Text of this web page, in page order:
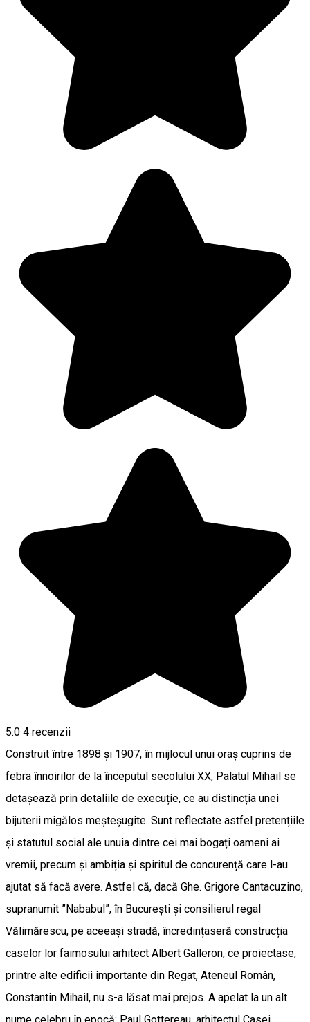
5.0 4 recenzii
Construit între 1898 și 1907, în mijlocul unui oraș cuprins de
febra înnoirilor de la începutul secolului XX, Palatul Mihail se
detașează prin detaliile de execuție, ce au distincția unei
bijuterii migălos meșteșugite. Sunt reflectate astfel pretențiile
și statutul social ale unuia dintre cei mai bogați oameni ai
vremii, precum și ambiția și spiritul de concurență care l-au
ajutat să facă avere. Astfel că, dacă Ghe. Grigore Cantacuzino,
supranumit ”Nababul”, în București și consilierul regal
Vălimărescu, pe aceeași stradă, încredințaseră construcția
caselor lor faimosului arhitect Albert Galleron, ce proiectase,
printre alte edificii importante din Regat, Ateneul Român,
Constantin Mihail, nu s-a lăsat mai prejos. A apelat la un alt